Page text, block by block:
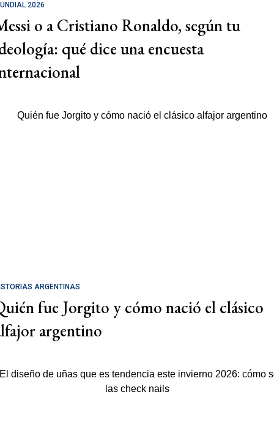
2026
o a Cristiano Ronaldo, según tu
qué dice una encuesta
ARGENTINAS
fue Jorgito y cómo nació el clásico
argentino